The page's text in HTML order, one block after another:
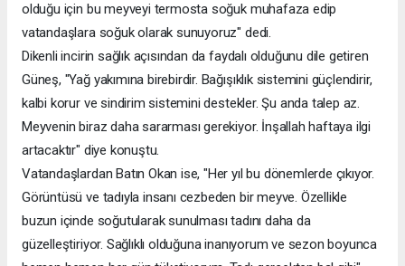
olduğu için bu meyveyi termosta soğuk muhafaza edip
vatandaşlara soğuk olarak sunuyoruz" dedi.
Dikenli incirin sağlık açısından da faydalı olduğunu dile getiren
Güneş, "Yağ yakımına birebirdir. Bağışıklık sistemini güçlendirir,
kalbi korur ve sindirim sistemini destekler. Şu anda talep az.
Meyvenin biraz daha sararması gerekiyor. İnşallah haftaya ilgi
artacaktır" diye konuştu.
Vatandaşlardan Batın Okan ise, "Her yıl bu dönemlerde çıkıyor.
Görüntüsü ve tadıyla insanı cezbeden bir meyve. Özellikle
buzun içinde soğutularak sunulması tadını daha da
güzelleştiriyor. Sağlıklı olduğuna inanıyorum ve sezon boyunca